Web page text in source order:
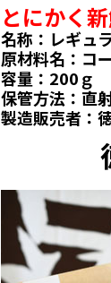
とにかく
名称：レギュ
原材料名：コ
容量：200ｇ
保管方法：直
製造販売者：